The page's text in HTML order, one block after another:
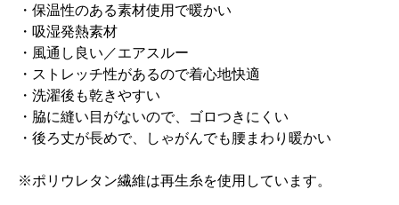
・保温性のある素材使用で暖かい
・吸湿発熱素材
・風通し良い／エアスルー
・ストレッチ性があるので着心地快適
・洗濯後も乾きやすい
・脇に縫い目がないので、ゴロつきにくい
・後ろ丈が長めで、しゃがんでも腰まわり暖かい
※ポリウレタン繊維は再生糸を使用しています。